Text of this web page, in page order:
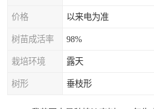
价格 以来电为准
树苗成活率 98%
栽培环境 露天
树形 垂枝形